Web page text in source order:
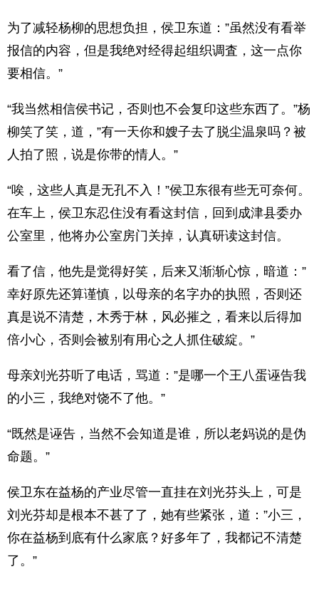
为了减轻杨柳的思想负担，侯卫东道：”虽然没有看举
报信的内容，但是我绝对经得起组织调査，这一点你
要相信。”
“我当然相信侯书记，否则也不会复印这些东西了。”杨
柳笑了笑，道，”有一天你和嫂子去了脱尘温泉吗？被
人拍了照，说是你带的情人。”
“唉，这些人真是无孔不入！”侯卫东很有些无可奈何。
在车上，侯卫东忍住没有看这封信，回到成津县委办
公室里，他将办公室房门关掉，认真研读这封信。
看了信，他先是觉得好笑，后来又渐渐心惊，暗道：”
幸好原先还算谨慎，以母亲的名字办的执照，否则还
真是说不清楚，木秀于林，风必摧之，看来以后得加
倍小心，否则会被别有用心之人抓住破綻。”
母亲刘光芬听了电话，骂道：”是哪一个王八蛋诬告我
的小三，我绝对饶不了他。”
“既然是诬告，当然不会知道是谁，所以老妈说的是伪
命题。”
侯卫东在益杨的产业尽管一直挂在刘光芬头上，可是
刘光芬却是根本不甚了了，她有些紧张，道：”小三，
你在益杨到底有什么家底？好多年了，我都记不清楚
了。”